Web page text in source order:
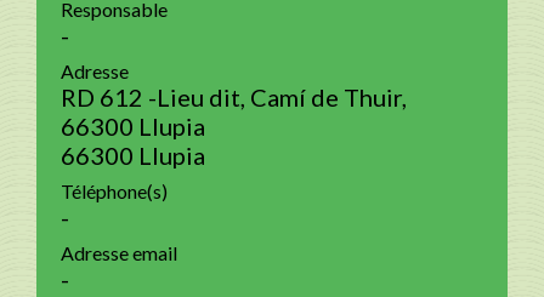
Responsable
-
Adresse
RD 612 -Lieu dit, Camí de Thuir,
66300 Llupia
66300 Llupia
Téléphone(s)
-
Adresse email
-